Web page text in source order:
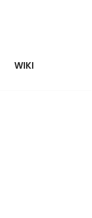
WIKI